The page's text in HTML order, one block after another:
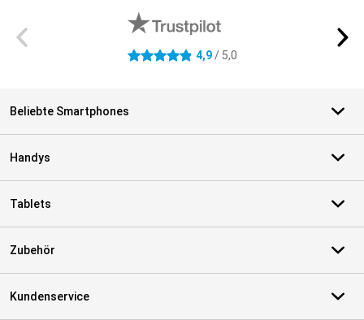
4.9 Sterne 4,9/ 5,0
Beliebte Smartphones
Handys
Tablets
Zubehör
Kundenservice